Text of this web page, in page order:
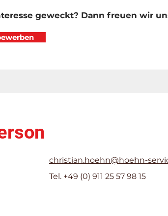
geweckt? Dann freuen wir
christian.hoehn@hoehn-
Tel. +49 (0) 911 25 57 98 15